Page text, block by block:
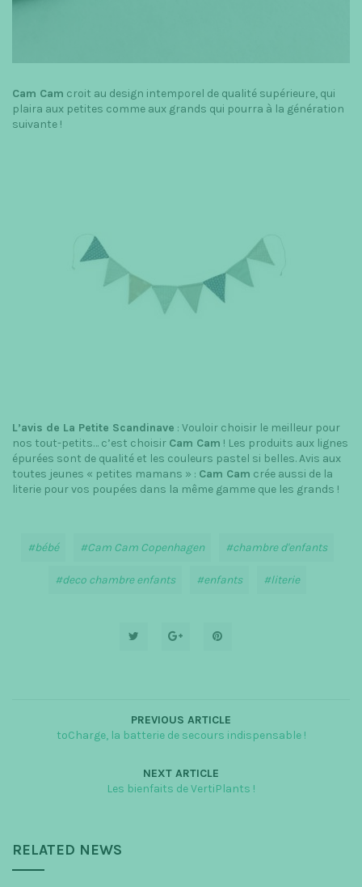
Cam Cam croit au design intemporel de qualité supérieure, qui
plaira aux petites comme aux grands qui pourra à la génération
suivante !
L’avis de La Petite Scandinave : Vouloir choisir le meilleur pour
nos tout-petits… c’est choisir Cam Cam ! Les produits aux lignes
épurées sont de qualité et les couleurs pastel si belles. Avis aux
toutes jeunes « petites mamans » : Cam Cam crée aussi de la
literie pour vos poupées dans la même gamme que les grands !
bébé Cam Cam Copenhagen chambre d'enfants
deco chambre enfants enfants literie
PREVIOUS ARTICLE
toCharge, la batterie de secours indispensable !
NEXT ARTICLE
Les bienfaits de VertiPlants !
RELATED NEWS